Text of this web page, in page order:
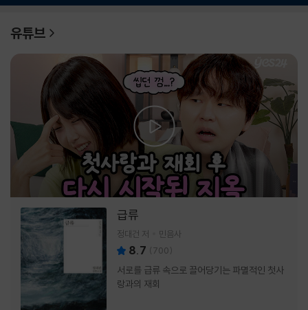
유튜브
급류
정대건 저 민음사
8.7 (700)
서로를 급류 속으로 끌어당기는 파멸적인 첫사
랑과의 재회